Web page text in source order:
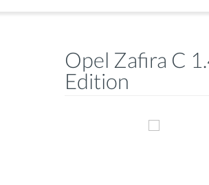
Opel Zafira C
Edition